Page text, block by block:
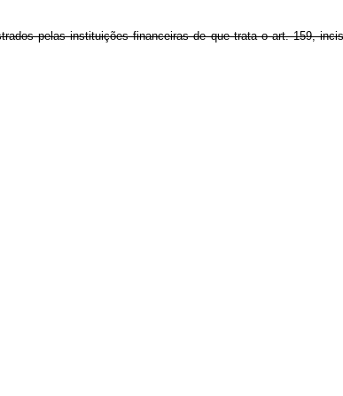
pelas instituições financeiras de que trata o art. 159,